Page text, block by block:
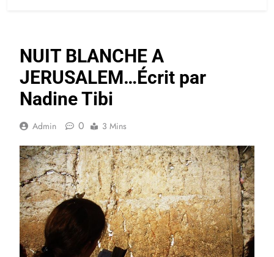
NUIT BLANCHE A
JERUSALEM…Écrit par
Nadine Tibi
Admin 0 3 Mins